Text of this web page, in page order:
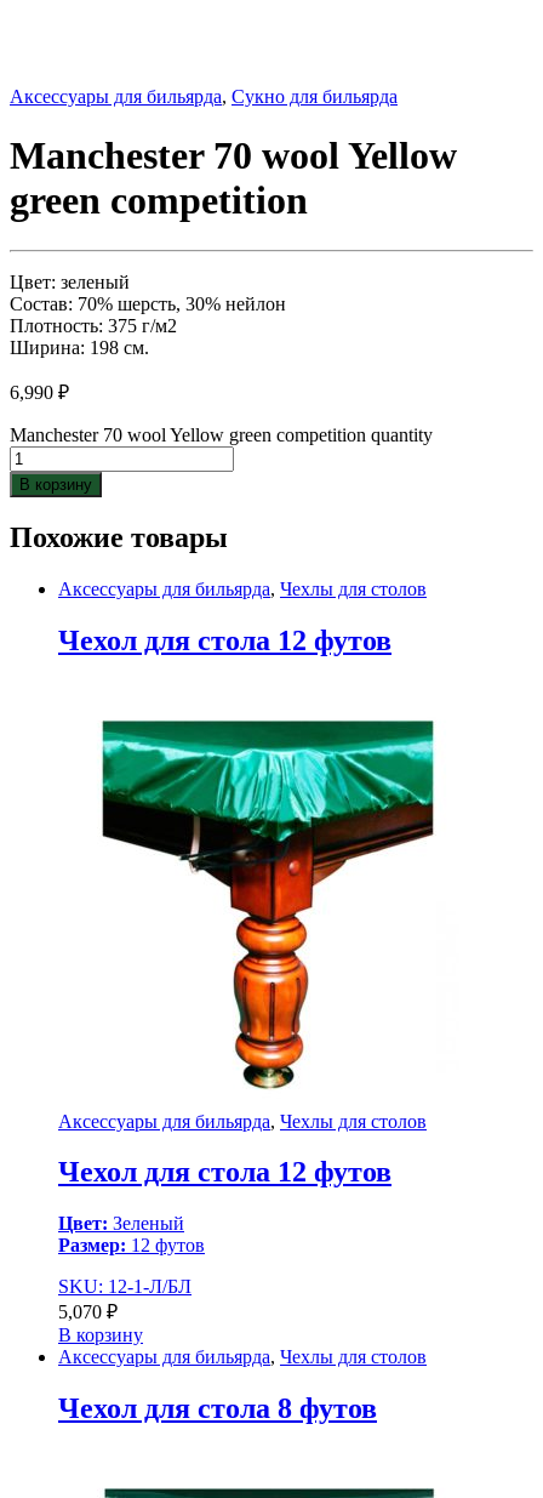
Аксессуары для бильярда, Сукно для бильярда
Manchester 70 wool Yellow
green competition
Цвет: зеленый
Состав: 70% шерсть, 30% нейлон
Плотность: 375 г/м2
Ширина: 198 см.
6,990 ₽
Manchester 70 wool Yellow green competition quantity
В корзину
Похожие товары
Аксессуары для бильярда, Чехлы для столов
Чехол для стола 12 футов
Аксессуары для бильярда, Чехлы для столов
Чехол для стола 12 футов
Цвет: Зеленый
Размер: 12 футов
SKU: 12-1-Л/БЛ
5,070 ₽
В корзину
Аксессуары для бильярда, Чехлы для столов
Чехол для стола 8 футов